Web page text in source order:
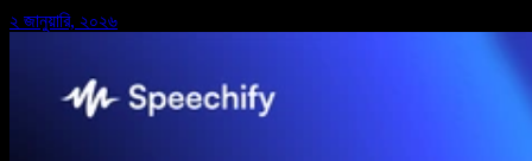
২ জানুয়ারি, ২০২৬